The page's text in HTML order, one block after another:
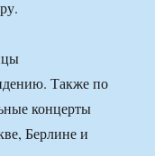
Также по
концерты
Берлине и